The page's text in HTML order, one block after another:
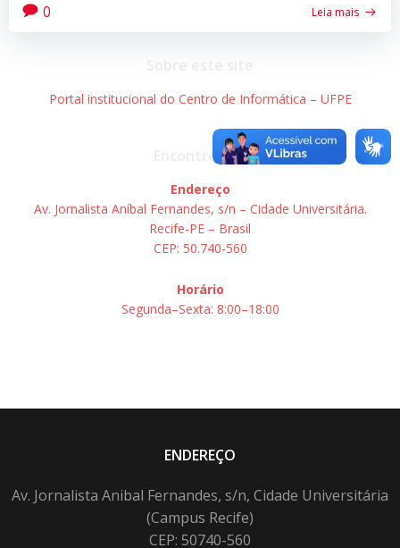
0 Leia mais
Portal institucional do Centro de Informática – UFPE
Encontre-nos
Endereço
Av. Jornalista Aníbal Fernandes, s/n – Cidade Universitária.
Recife-PE – Brasil
CEP: 50.740-560
Horário
Segunda–Sexta: 8:00–18:00
ENDEREÇO
Av. Jornalista Anibal Fernandes, s/n, Cidade Universitária
(Campus Recife)
CEP: 50740-560